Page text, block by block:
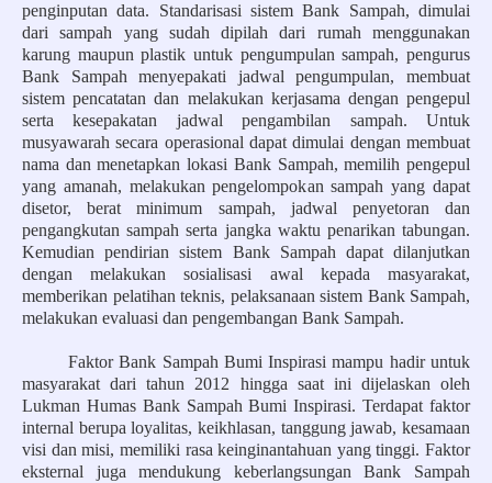
penginputan data. Standarisasi sistem Bank Sampah, dimulai
dari sampah yang sudah dipilah dari rumah menggunakan
karung maupun plastik untuk pengumpulan sampah, pengurus
Bank Sampah menyepakati jadwal pengumpulan, membuat
sistem pencatatan dan melakukan kerjasama dengan pengepul
serta kesepakatan jadwal pengambilan sampah. Untuk
musyawarah secara operasional dapat dimulai dengan membuat
nama dan menetapkan lokasi Bank Sampah, memilih pengepul
yang amanah, melakukan pengelompokan sampah yang dapat
disetor, berat minimum sampah, jadwal penyetoran dan
pengangkutan sampah serta jangka waktu penarikan tabungan.
Kemudian pendirian sistem Bank Sampah dapat dilanjutkan
dengan melakukan sosialisasi awal kepada masyarakat,
memberikan pelatihan teknis, pelaksanaan sistem Bank Sampah,
melakukan evaluasi dan pengembangan Bank Sampah.
Faktor Bank Sampah Bumi Inspirasi mampu hadir untuk
masyarakat dari tahun 2012 hingga saat ini dijelaskan oleh
Lukman Humas Bank Sampah Bumi Inspirasi. Terdapat faktor
internal berupa loyalitas, keikhlasan, tanggung jawab, kesamaan
visi dan misi, memiliki rasa keinginantahuan yang tinggi. Faktor
eksternal juga mendukung keberlangsungan Bank Sampah